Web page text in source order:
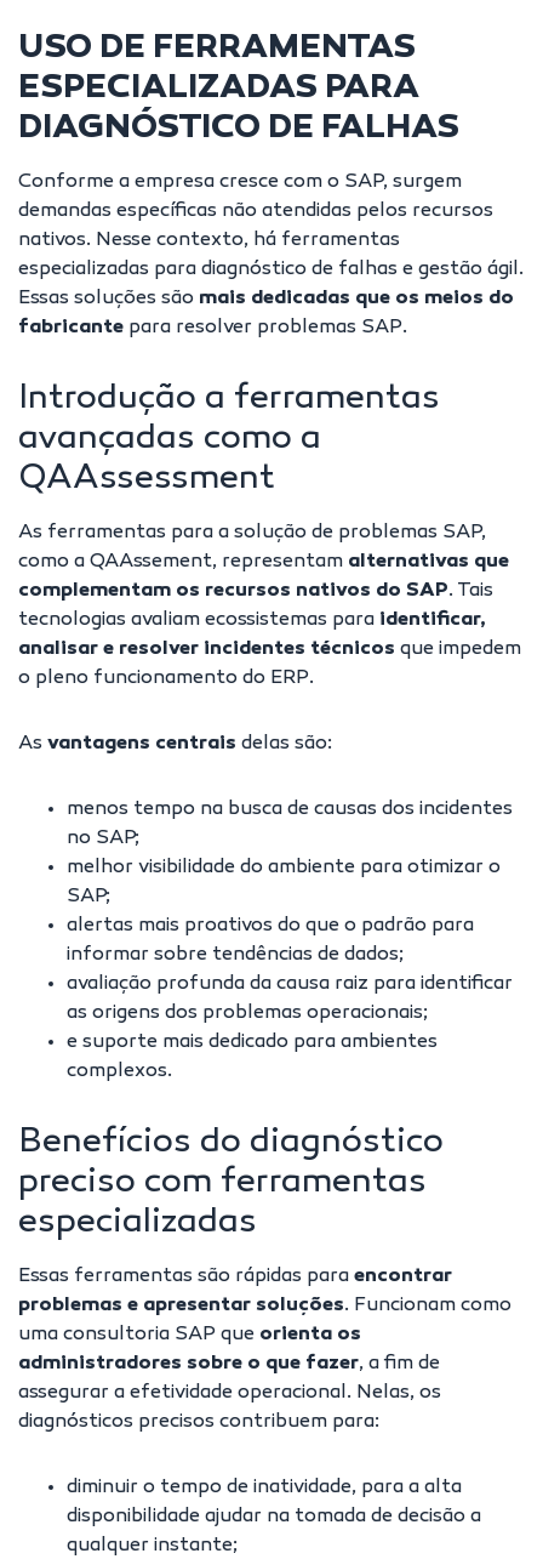
USO DE FERRAMENTAS
ESPECIALIZADAS PARA
DIAGNÓSTICO DE FALHAS
Conforme a empresa cresce com o SAP, surgem
demandas específicas não atendidas pelos recursos
nativos. Nesse contexto, há ferramentas
especializadas para diagnóstico de falhas e gestão ágil.
Essas soluções são mais dedicadas que os meios do
fabricante para resolver problemas SAP.
Introdução a ferramentas
avançadas como a
QAAssessment
As ferramentas para a solução de problemas SAP,
como a QAAssement, representam alternativas que
complementam os recursos nativos do SAP. Tais
tecnologias avaliam ecossistemas para identificar,
analisar e resolver incidentes técnicos que impedem
o pleno funcionamento do ERP.
As vantagens centrais delas são:
menos tempo na busca de causas dos incidentes
no SAP;
melhor visibilidade do ambiente para otimizar o
SAP;
alertas mais proativos do que o padrão para
informar sobre tendências de dados;
avaliação profunda da causa raiz para identificar
as origens dos problemas operacionais;
e suporte mais dedicado para ambientes
complexos.
Benefícios do diagnóstico
preciso com ferramentas
especializadas
Essas ferramentas são rápidas para encontrar
problemas e apresentar soluções. Funcionam como
uma consultoria SAP que orienta os
administradores sobre o que fazer, a fim de
assegurar a efetividade operacional. Nelas, os
diagnósticos precisos contribuem para:
diminuir o tempo de inatividade, para a alta
disponibilidade ajudar na tomada de decisão a
qualquer instante;